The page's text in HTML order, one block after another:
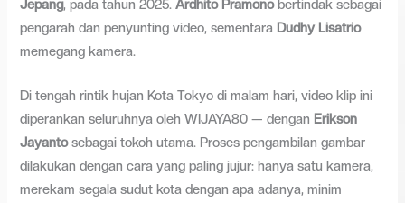
Jepang, pada tahun 2025.Ardhito Pramonobertindak sebagai
pengarah dan penyunting video, sementara Dudhy Lisatrio
memegang kamera.
Di tengah rintik hujan Kota Tokyo di malam hari, video klip ini
diperankan seluruhnya oleh WIJAYA80 — dengan Erikson
Jayantosebagai tokoh utama. Proses pengambilan gambar
dilakukan dengan cara yang paling jujur: hanya satu kamera,
merekam segala sudut kota dengan apa adanya, minim